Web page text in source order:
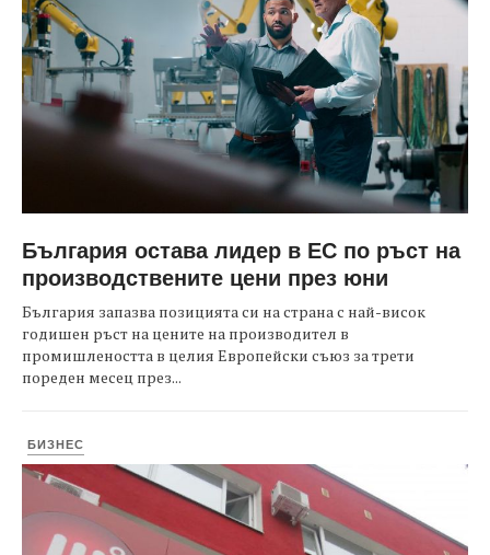
България остава лидер в ЕС по ръст на
производствените цени през юни
България запазва позицията си на страна с най-висок
годишен ръст на цените на производител в
промишлеността в целия Европейски съюз за трети
пореден месец през...
БИЗНЕС